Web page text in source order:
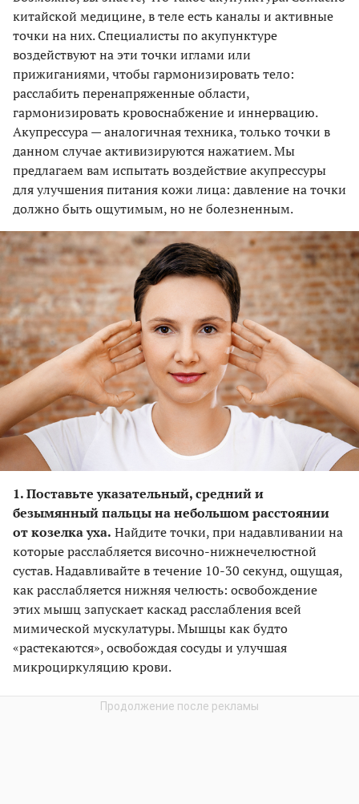
китайской медицине, в теле есть каналы и активные
точки на них. Специалисты по акупунктуре
воздействуют на эти точки иглами или
прижиганиями, чтобы гармонизировать тело:
расслабить перенапряженные области,
гармонизировать кровоснабжение и иннервацию.
Акупрессура — аналогичная техника, только точки в
данном случае активизируются нажатием. Мы
предлагаем вам испытать воздействие акупрессуры
для улучшения питания кожи лица: давление на точки
должно быть ощутимым, но не болезненным.
1. Поставьте указательный, средний и
безымянный пальцы на небольшом расстоянии
от козелка уха. Найдите точки, при надавливании на
которые расслабляется височно-нижнечелюстной
сустав. Надавливайте в течение 10-30 секунд, ощущая,
как расслабляется нижняя челюсть: освобождение
этих мышц запускает каскад расслабления всей
мимической мускулатуры. Мышцы как будто
«растекаются», освобождая сосуды и улучшая
микроциркуляцию крови.